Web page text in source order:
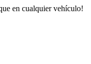
en cualquier vehículo!